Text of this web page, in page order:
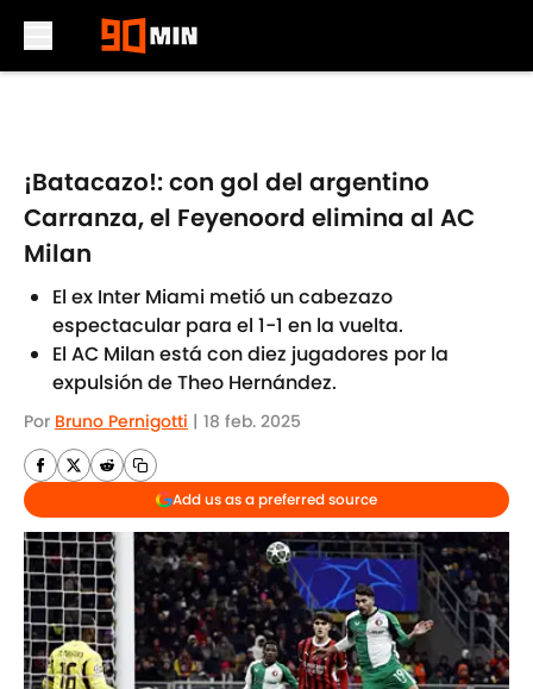
¡Batacazo!: con gol del argentino
Carranza, el Feyenoord elimina al AC
Milan
El ex Inter Miami metió un cabezazo
espectacular para el 1-1 en la vuelta.
El AC Milan está con diez jugadores por la
expulsión de Theo Hernández.
Por Bruno Pernigotti | 18 feb. 2025
Add us as a preferred source